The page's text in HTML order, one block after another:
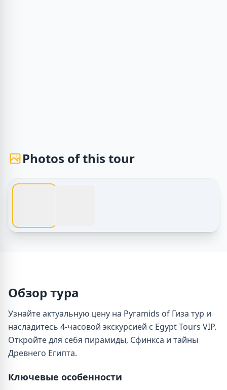
Photos of this tour
Туры по Египту – Pyramids of Гиза тур cost – 4-
Обзор тура
Узнайте актуальную цену на Pyramids of Гиза тур и
насладитесь 4-часовой экскурсией с Egypt Tours VIP.
Откройте для себя пирамиды, Сфинкса и тайны
Древнего Египта.
Ключевые особенности